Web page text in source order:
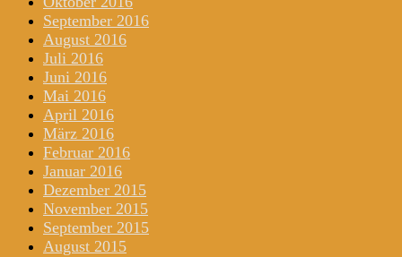
September 2016
August 2016
Juli 2016
Juni 2016
Mai 2016
April 2016
März 2016
Februar 2016
Januar 2016
Dezember 2015
November 2015
September 2015
August 2015